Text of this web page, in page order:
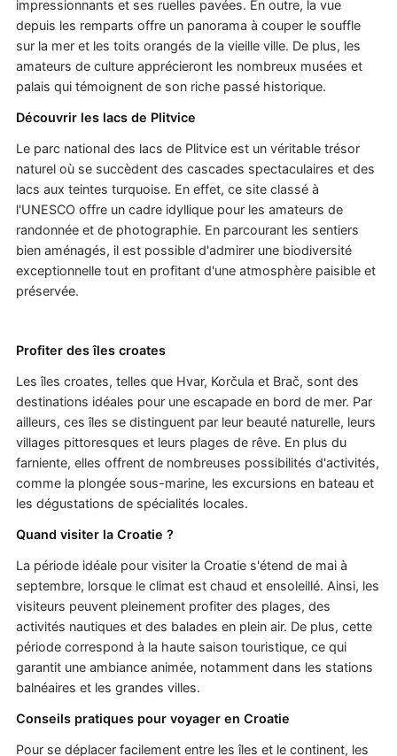
impressionnants et ses ruelles pavées. En outre, la vue
depuis les remparts offre un panorama à couper le souffle
sur la mer et les toits orangés de la vieille ville. De plus, les
amateurs de culture apprécieront les nombreux musées et
palais qui témoignent de son riche passé historique.
Découvrir les lacs de Plitvice
Le parc national des lacs de Plitvice est un véritable trésor
naturel où se succèdent des cascades spectaculaires et des
lacs aux teintes turquoise. En effet, ce site classé à
l'UNESCO offre un cadre idyllique pour les amateurs de
randonnée et de photographie. En parcourant les sentiers
bien aménagés, il est possible d'admirer une biodiversité
exceptionnelle tout en profitant d'une atmosphère paisible et
préservée.
Profiter des îles croates
Les îles croates, telles que Hvar, Korčula et Brač, sont des
destinations idéales pour une escapade en bord de mer. Par
ailleurs, ces îles se distinguent par leur beauté naturelle, leurs
villages pittoresques et leurs plages de rêve. En plus du
farniente, elles offrent de nombreuses possibilités d'activités,
comme la plongée sous-marine, les excursions en bateau et
les dégustations de spécialités locales.
Quand visiter la Croatie ?
La période idéale pour visiter la Croatie s'étend de mai à
septembre, lorsque le climat est chaud et ensoleillé. Ainsi, les
visiteurs peuvent pleinement profiter des plages, des
activités nautiques et des balades en plein air. De plus, cette
période correspond à la haute saison touristique, ce qui
garantit une ambiance animée, notamment dans les stations
balnéaires et les grandes villes.
Conseils pratiques pour voyager en Croatie
Pour se déplacer facilement entre les îles et le continent, les